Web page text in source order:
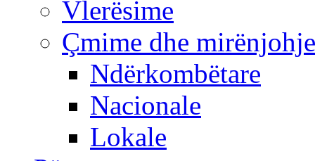
Vlerësime
Çmime dhe mirënjohje
Ndërkombëtare
Nacionale
Lokale